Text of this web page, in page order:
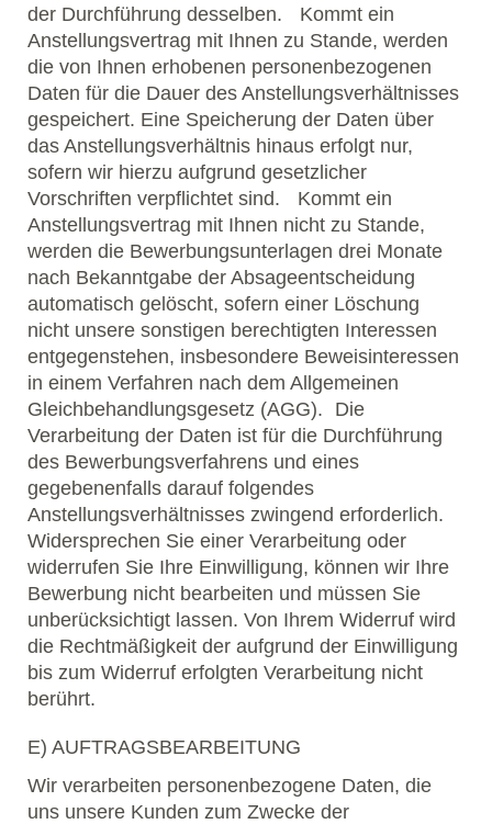
der Durchführung desselben. Kommt ein
Anstellungsvertrag mit Ihnen zu Stande, werden
die von Ihnen erhobenen personenbezogenen
Daten für die Dauer des Anstellungsverhältnisses
gespeichert. Eine Speicherung der Daten über
das Anstellungsverhältnis hinaus erfolgt nur,
sofern wir hierzu aufgrund gesetzlicher
Vorschriften verpflichtet sind. Kommt ein
Anstellungsvertrag mit Ihnen nicht zu Stande,
werden die Bewerbungsunterlagen drei Monate
nach Bekanntgabe der Absageentscheidung
automatisch gelöscht, sofern einer Löschung
nicht unsere sonstigen berechtigten Interessen
entgegenstehen, insbesondere Beweisinteressen
in einem Verfahren nach dem Allgemeinen
Gleichbehandlungsgesetz (AGG). Die
Verarbeitung der Daten ist für die Durchführung
des Bewerbungsverfahrens und eines
gegebenenfalls darauf folgendes
Anstellungsverhältnisses zwingend erforderlich.
Widersprechen Sie einer Verarbeitung oder
widerrufen Sie Ihre Einwilligung, können wir Ihre
Bewerbung nicht bearbeiten und müssen Sie
unberücksichtigt lassen. Von Ihrem Widerruf wird
die Rechtmäßigkeit der aufgrund der Einwilligung
bis zum Widerruf erfolgten Verarbeitung nicht
berührt.
E) AUFTRAGSBEARBEITUNG
Wir verarbeiten personenbezogene Daten, die
uns unsere Kunden zum Zwecke der